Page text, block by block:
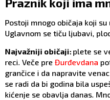
Postoji mnogo običaja koji
Uglavnom se tiču ljubavi,
Najvažniji običaji: plete se
reci. Veče pre Đurđevdana
grančice i da napravite
se radi da bi godina bila
kićenje se obavlja danas.